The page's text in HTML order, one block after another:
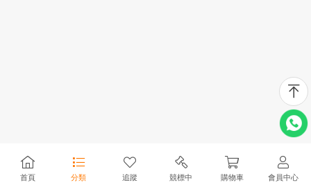
首頁 分類 追蹤 競標中 購物車 會員中心